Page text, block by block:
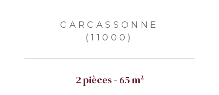
CARCASSONNE
(11000)
2 pièces - 65 m²